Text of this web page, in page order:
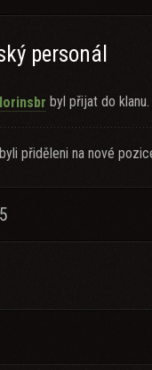
personál
byl přijat do klanu.
byli přiděleni na nové